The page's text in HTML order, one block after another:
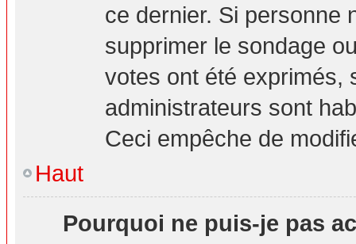
ce dernier. Si personne
supprimer le sondage
votes ont été exprimés,
administrateurs sont
Ceci empêche de
Haut
Pourquoi ne puis-je pas